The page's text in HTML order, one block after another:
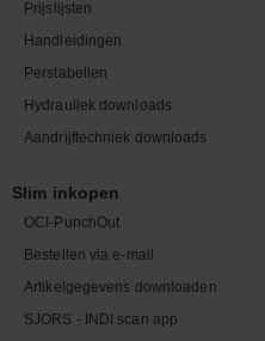
Prijslijsten
Handleidingen
Perstabellen
Hydrauliek downloads
Aandrijftechniek downloads
Slim inkopen
OCI-PunchOut
Bestellen via e-mail
Artikelgegevens downloaden
SJORS - INDI scan app